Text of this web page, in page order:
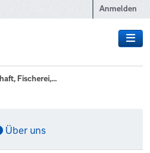
Anmelden
Fischerei,...
Über uns